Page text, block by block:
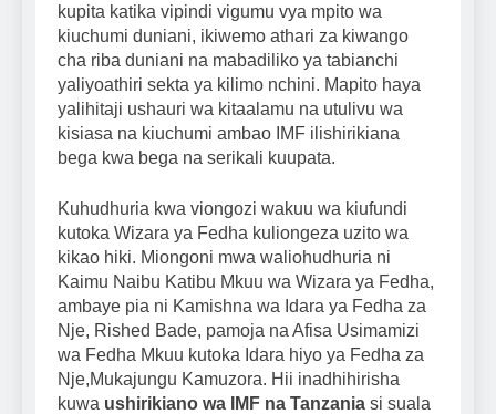
kupita katika vipindi vigumu vya mpito wa
kiuchumi duniani, ikiwemo athari za kiwango
cha riba duniani na mabadiliko ya tabianchi
yaliyoathiri sekta ya kilimo nchini. Mapito haya
yalihitaji ushauri wa kitaalamu na utulivu wa
kisiasa na kiuchumi ambao IMF ilishirikiana
bega kwa bega na serikali kuupata.
Kuhudhuria kwa viongozi wakuu wa kiufundi
kutoka Wizara ya Fedha kuliongeza uzito wa
kikao hiki. Miongoni mwa waliohudhuria ni
Kaimu Naibu Katibu Mkuu wa Wizara ya Fedha,
ambaye pia ni Kamishna wa Idara ya Fedha za
Nje, Rished Bade, pamoja na Afisa Usimamizi
wa Fedha Mkuu kutoka Idara hiyo ya Fedha za
Nje,Mukajungu Kamuzora. Hii inadhihirisha
kuwa ushirikiano wa IMF na Tanzania si suala